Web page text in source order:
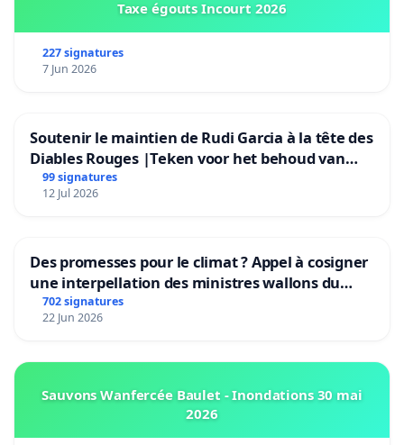
Taxe égouts Incourt 2026
227 signatures
7 Jun 2026
Soutenir le maintien de Rudi Garcia à la tête des
Diables Rouges |Teken voor het behoud van
Rudi Garcia als bondscoach
99 signatures
12 Jul 2026
Des promesses pour le climat ? Appel à cosigner
une interpellation des ministres wallons du
climat et de l’environnement.
702 signatures
22 Jun 2026
Sauvons Wanfercée Baulet - Inondations 30 mai
2026